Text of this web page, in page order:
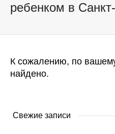
ребенком в
К сожалению, по
найдено.
Свежие записи